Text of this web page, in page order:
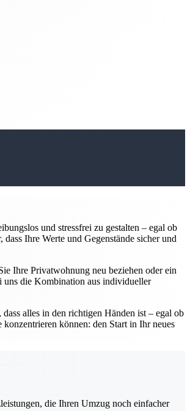
und stressfrei zu gestalten – egal ob
Ihre Werte und Gegenstände sicher und
Ihre Privatwohnung neu beziehen oder ein
uns die Kombination aus individueller
alles in den richtigen Händen ist – egal ob
können: den Start in Ihr neues
die Ihren Umzug noch einfacher